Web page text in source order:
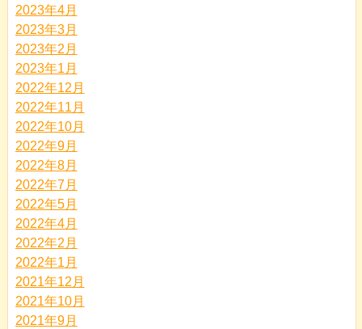
2023年4月
2023年3月
2023年2月
2023年1月
2022年12月
2022年11月
2022年10月
2022年9月
2022年8月
2022年7月
2022年5月
2022年4月
2022年2月
2022年1月
2021年12月
2021年10月
2021年9月